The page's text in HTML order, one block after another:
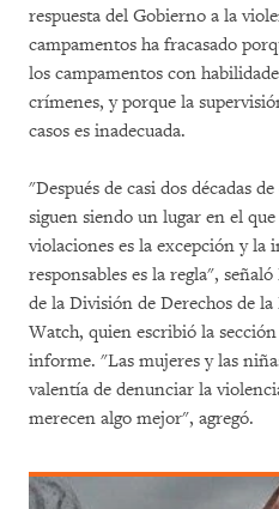
respuesta del Gobierno a la
campamentos ha fracasado
los campamentos con
crímenes, y porque la
casos es inadecuada.
"Después de casi dos décadas
siguen siendo un lugar en el
violaciones es la excepción y la
responsables es la regla",
de la División de Derechos de
Watch, quien escribió la
informe. "Las mujeres y las
valentía de denunciar la
merecen algo mejor", agregó.